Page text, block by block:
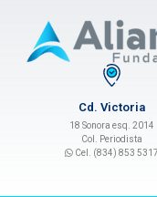
Cd. Victoria
18 Sonora esq. 2014
Col. Periodista
Cel. (834) 853 5317